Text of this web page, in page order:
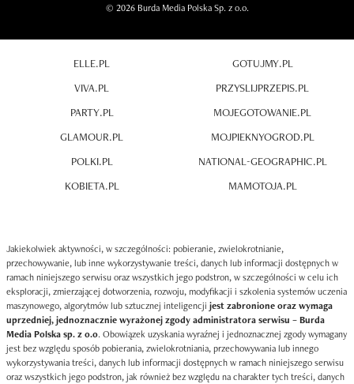
© 2026 Burda Media Polska Sp. z o.o.
ELLE.PL
VIVA.PL
PARTY.PL
GLAMOUR.PL
POLKI.PL
KOBIETA.PL
GOTUJMY.PL
PRZYSLIJPRZEPIS.PL
MOJEGOTOWANIE.PL
MOJPIEKNYOGROD.PL
NATIONAL-GEOGRAPHIC.PL
MAMOTOJA.PL
Jakiekolwiek aktywności, w szczególności: pobieranie, zwielokrotnianie,
przechowywanie, lub inne wykorzystywanie treści, danych lub informacji dostępnych w
ramach niniejszego serwisu oraz wszystkich jego podstron, w szczególności w celu ich
eksploracji, zmierzającej dotworzenia, rozwoju, modyfikacji i szkolenia systemów uczenia
maszynowego, algorytmów lub sztucznej inteligencji jest zabronione oraz wymaga
uprzedniej, jednoznacznie wyrażonej zgody administratora serwisu – Burda
Media Polska sp. z o.o. Obowiązek uzyskania wyraźnej i jednoznacznej zgody wymagany
jest bez względu sposób pobierania, zwielokrotniania, przechowywania lub innego
wykorzystywania treści, danych lub informacji dostępnych w ramach niniejszego serwisu
oraz wszystkich jego podstron, jak również bez względu na charakter tych treści, danych